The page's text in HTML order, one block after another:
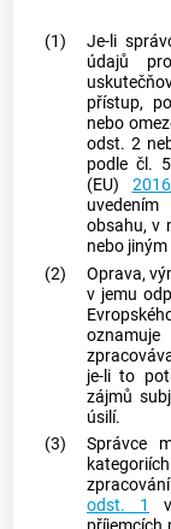
(1)
Je-li
údajů
přístup,
nebo
odst. 2
podle čl.
(EU)
obsahu, v
nebo
(2)
Oprava,
v jemu
je-li to
zájmů
úsilí.
(3)
Správce
odst. 1